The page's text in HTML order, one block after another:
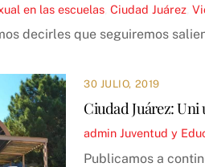
en las escuelas Ciudad Juárez
decirles que seguiremos
30 JULIO, 2019
Ciudad Juárez: Uni
admin Juventud y
Publicamos a